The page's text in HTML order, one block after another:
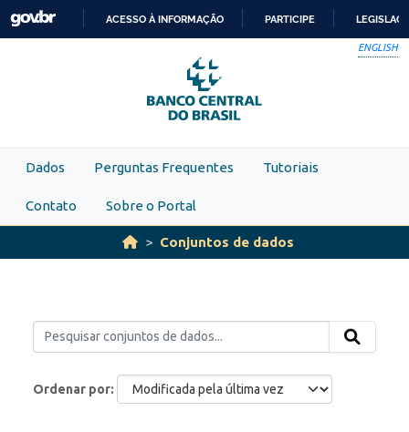
Skip to main content
PARA
O
CONTEÚDO
ACESSO À INFORMAÇÃO PARTICIPE
ENGLISH
Dados Perguntas Frequentes Tutoriais
Contato Sobre o Portal
Conjuntos de dados
Ordenar por